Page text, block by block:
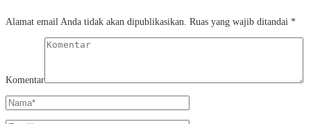
Alamat email Anda tidak akan dipublikasikan. Ruas yang wajib ditandai *
Komentar